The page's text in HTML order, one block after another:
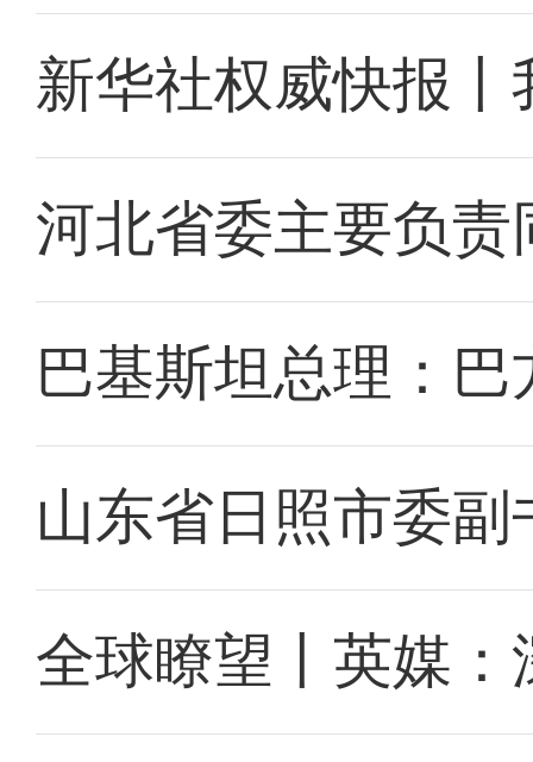
新华社权威快报
河北省委主要负
巴基斯坦总理：
山东省日照市委
全球瞭望丨英媒